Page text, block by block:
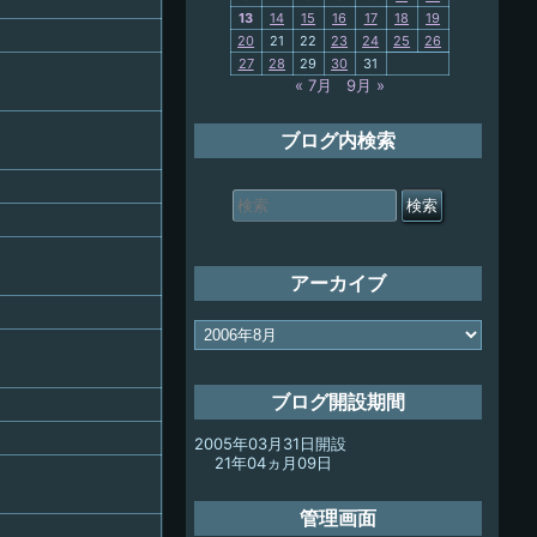
My-PC
13
14 15 16 17 18
19
20
21 22 23 24 25
26
27
28 29 30 31
« 7月 9月 »
ブログ内検索
索
対
アーカイブ
ア
ー
ブ
ブログ開設期間
2005年03月31日開設
21年04ヵ月09日
管理画面